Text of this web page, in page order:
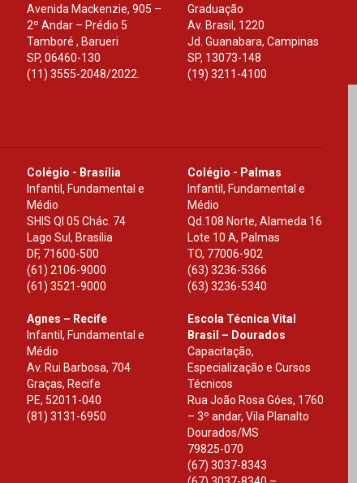
Avenida Mackenzie, 905 –
2º Andar – Prédio 5
Tamboré , Barueri
SP, 06460-130
(11) 3555-2048/2022.
Graduação
Av. Brasil, 1220
Jd. Guanabara, Campinas
SP, 13073-148
(19) 3211-4100
Colégio - Brasília
Infantil, Fundamental e
Médio
SHIS Ql 05 Chác. 74
Lago Sul, Brasília
DF, 71600-500
(61) 2106-9000
(61) 3521-9000
Colégio - Palmas
Infantil, Fundamental e
Médio
Qd.108 Norte, Alameda 16
Lote 10 A, Palmas
TO, 77006-902
(63) 3236-5366
(63) 3236-5340
Agnes – Recife
Infantil, Fundamental e
Médio
Av. Rui Barbosa, 704
Graças, Recife
PE, 52011-040
(81) 3131-6950
Escola Técnica Vital
Brasil – Dourados
Capacitação,
Especialização e Cursos
Técnicos
Rua João Rosa Góes, 1760
– 3º andar, Vila Planalto
Dourados/MS
79825-070
(67) 3037-8343